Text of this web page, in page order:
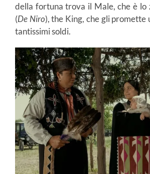
della fortuna trova il Male, che è lo
(De Niro), the King, che gli promette
tantissimi soldi.